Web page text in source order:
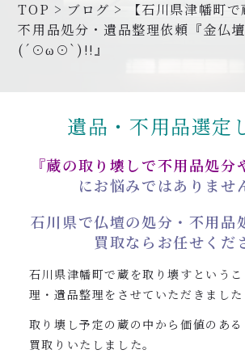
協力店募集について
お申し込み・お問い合
TOP > ブログ >
【石川県津幡町
不用品処分・遺品整理依頼『金仏
(´⊙ω⊙`)!!』
遺品・不用品選定
『蔵の取り壊しで不用品処分
にお悩みではありませ
石川県で仏壇の処分・不用品
買取ならお任せくだ
石川県津幡町で蔵を取り壊すという
理・遺品整理をさせていただきました
取り壊し予定の蔵の中から価値のあ
買取りいたしました。